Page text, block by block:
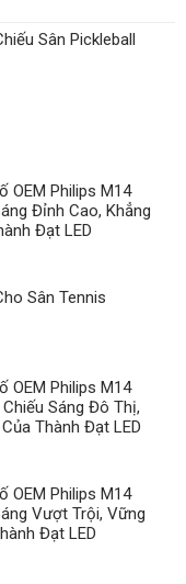
Sân Pickleball
OEM Philips M14
Đỉnh Cao, Khẳng
Đạt LED
Sân Tennis
OEM Philips M14
Sáng Đô Thị,
Thành Đạt LED
OEM Philips M14
Vượt Trội, Vững
Đạt LED